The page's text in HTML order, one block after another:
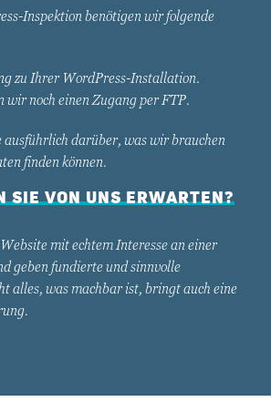
Inspektion benötigen wir folgende
zu Ihrer WordPress-Installation.
wir noch einen Zugang per FTP.
ausführlich darüber, was wir brauchen
finden können.
SIE VON UNS ERWARTEN?
mit echtem Interesse an einer
geben fundierte und sinnvolle
alles, was machbar ist, bringt auch eine